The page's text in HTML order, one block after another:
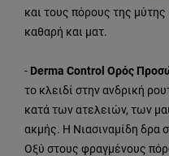
και τους πόρους της μύτης
καθαρή και ματ.
- Derma Control Ορός
το κλειδί στην ανδρική
κατά των ατελειών, των
ακμής. Η Νιασιναμίδη δρα
Οξύ στους φραγμένους